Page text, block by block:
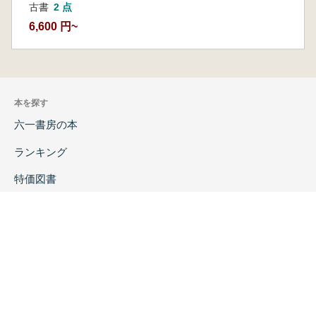
古書 2 点
6,600 円~
本を探す
六一書房の本
ランキング
特価図書